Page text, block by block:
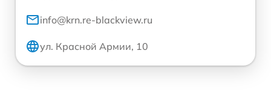
info@krn.re-blackview.ru
ул. Красной Армии, 10